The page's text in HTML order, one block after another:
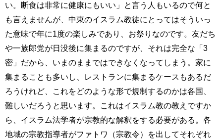
い。断食は非常に健康にもいい」と言う人もいるので何と
も言えませんが、中東のイスラム教徒にとってはそういっ
た意味で年に1度の楽しみであり、お祭りなのです。友だち
や一族郎党が日没後に集まるのですが、それは完全な「3
密」だから、いまのままではできなくなってしまう。家に
集まることも多いし、レストランに集まるケースもあるだ
ろうけれど、これをどのような形で規制するのかは各国、
難しいだろうと思います。これはイスラム教の教えですか
ら、イスラム法学者が宗教的な解釈をする必要がある。各
地域の宗教指導者がファトワ（宗教令）を出してそれぞれ